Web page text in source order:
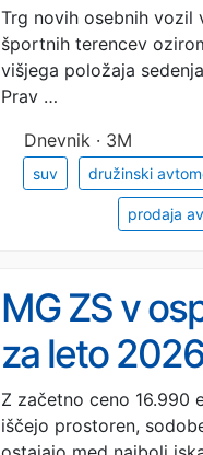
Trg novih osebnih vozil
športnih terencev
višjega položaja
Prav …
Dnevnik · 3M
suv družinski
prodaja
MG ZS v
za leto 2026
Z začetno ceno 16.990
iščejo prostoren,